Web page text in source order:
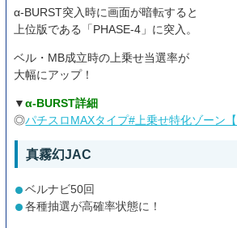
α-BURST突入時に画面が暗転すると
上位版である「PHASE-4」に突入。
ベル・MB成立時の上乗せ当選率が
大幅にアップ！
▼α-BURST詳細
◎パチスロMAXタイプ#上乗せ特化ゾーン【
真霧幻JAC
ベルナビ50回
各種抽選が高確率状態に！